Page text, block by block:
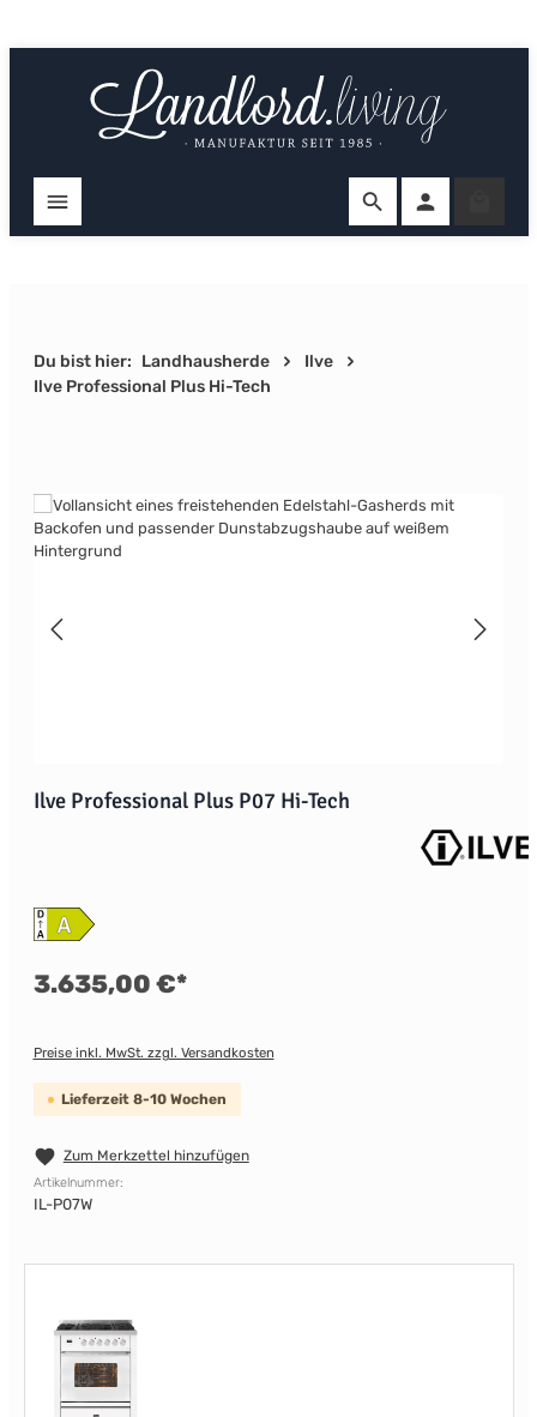
Du bist hier: Landhausherde
Ilve
Ilve Professional Plus Hi-Tech
Bildergalerie überspringen
Ilve Professional Plus P07 Hi-Tech
3.635,00 €*
Preise inkl. MwSt. zzgl. Versandkosten
Lieferzeit 8-10 Wochen
Zum Merkzettel hinzufügen
Artikelnummer:
IL-P07W